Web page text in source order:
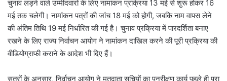
चुनाव लड़ने वाले उम्मीदवारों के लिए नामांकन प्रक्रिया 13 मई से शुरू होकर 16
मई तक चलेगी। नामांकन पत्रों की जांच 18 मई को होगी, जबकि नाम वापस लेने
की अंतिम तिथि 19 मई निर्धारित की गई है। चुनाव प्रक्रिया में पारदर्शिता बनाए
रखने के लिए राज्य निर्वाचन आयोग ने नामांकन दाखिल करने की पूरी प्रक्रिया की
वीडियोग्राफी कराने के आदेश भी दिए हैं।
सूत्रों के अनुसार, निर्वाचन आयोग ने मतदाता सूचियों का पुनरीक्षण कार्य पहले ही पूरा